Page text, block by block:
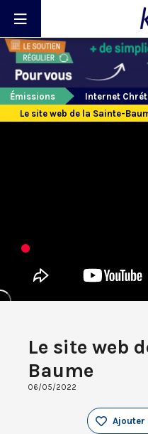
Émissions
Internet
Le site web de la Sainte-
Le site web
Baume
06/05/2022
Ajouter